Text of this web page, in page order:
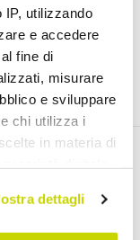
IP, utilizzando
e accedere
fine di
misurare
e sviluppare
chi utilizza i
in materia di
in qualsiasi
o facendo clic
dettagli